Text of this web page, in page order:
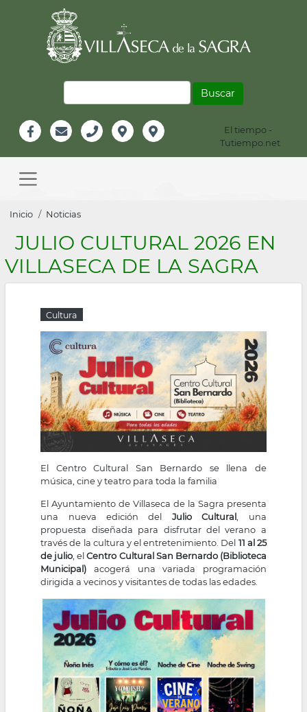
Información
Header
El tiempo -
Tutiempo.net
navigation
Sobrescribir
enlaces
de
ayuda
navegación
Inicio Noticias
JULIO CULTURAL 2026 EN
VILLASECA DE LA SAGRA
Cultura
El Centro Cultural San Bernardo se llena de
música, cine y teatro para toda la familia
El Ayuntamiento de Villaseca de la Sagra presenta
una nueva edición del Julio Cultural, una
propuesta diseñada para disfrutar del verano a
través de la cultura y el entretenimiento. Del 11 al 25
de julio, elCentro Cultural San Bernardo (Biblioteca
Municipal) acogerá una variada programación
dirigida a vecinos y visitantes de todas las edades.